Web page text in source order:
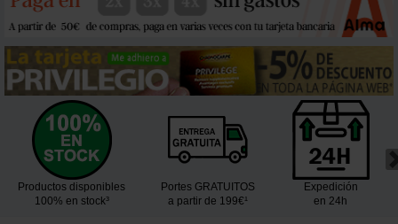
Productos disponibles
100% en stock³
Portes GRATUITOS
a partir de 199€¹
Expedición
en 24h